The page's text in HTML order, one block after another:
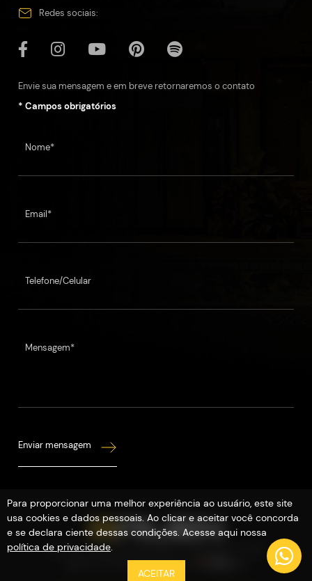
Redes sociais:
Envie sua mensagem e em breve retornaremos o contato
* Campos obrigatórios
Nome*
Email*
Telefone/Celular
Mensagem*
Enviar mensagem
Todos os direitos reservados - Copyright © 2026
Agência de Marketing Digital
Para proporcionar uma melhor experiência ao usuário, este site
usa cookies e dados pessoais. Ao clicar e aceitar você concorda
e se declara ciente dessas condições. Acesse aqui nossa
política de privacidade.
ACEITAR